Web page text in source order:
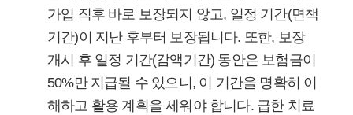
가입 직후 바로 보장되지 않고, 일정 기간(면책
기간)이 지난 후부터 보장됩니다. 또한, 보장
개시 후 일정 기간(감액기간) 동안은 보험금이
50%만 지급될 수 있으니, 이 기간을 명확히 이
해하고 활용 계획을 세워야 합니다. 급한 치료